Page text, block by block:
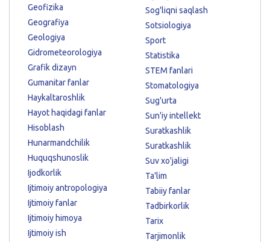
Geofizika
Geografiya
Geologiya
Gidrometeorologiya
Grafik dizayn
Gumanitar fanlar
Haykaltaroshlik
Hayot haqidagi fanlar
Hisoblash
Hunarmandchilik
Huquqshunoslik
Ijodkorlik
Ijtimoiy antropologiya
Ijtimoiy fanlar
Ijtimoiy himoya
Ijtimoiy ish
Sog'liqni saqlash
Sotsiologiya
Sport
Statistika
STEM fanlari
Stomatologiya
Sug'urta
Sun'iy intellekt
Suratkashlik
Suratkashlik
Suv xo'jaligi
Ta'lim
Tabiiy fanlar
Tadbirkorlik
Tarix
Tarjimonlik